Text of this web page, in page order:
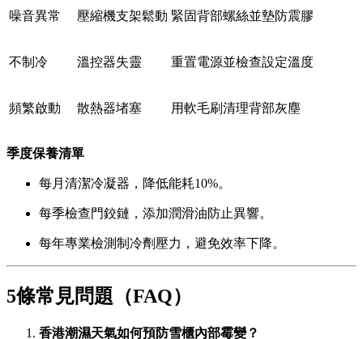
噪音異常 壓縮機支架鬆動 緊固背部螺絲並墊防震膠
不制冷 溫控器失靈 重置電源並檢查設定溫度
頻繁啟動 散熱器堵塞 用軟毛刷清理背部灰塵
季度保養清單
每月清潔冷凝器，降低能耗10%。
每季檢查門鉸鏈，添加潤滑油防止異響。
每年專業檢測制冷劑壓力，避免效率下降。
5條常見問題（FAQ）
香港潮濕天氣如何預防雪櫃內部霉變？